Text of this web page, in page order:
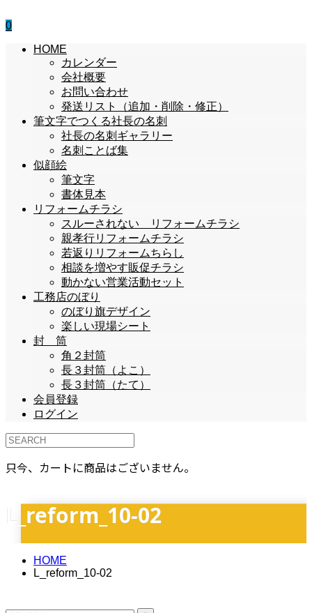
0
HOME
カレンダー
会社概要
お問い合わせ
発送リスト（追加・削除・修正）
筆文字でつくる社長の名刺
社長の名刺ギャラリー
名刺ことば集
似顔絵
筆文字
書体見本
リフォームチラシ
スルーされない リフォームチラシ
親孝行リフォームチラシ
若返りリフォームちらし
相談を増やす販促チラシ
動かない営業活動セット
工務店のぼり
のぼり旗デザイン
楽しい現場シート
封 筒
角２封筒
長３封筒（よこ）
長３封筒（たて）
会員登録
ログイン
只今、カートに商品はございません。
L_reform_10-02
HOME
L_reform_10-02